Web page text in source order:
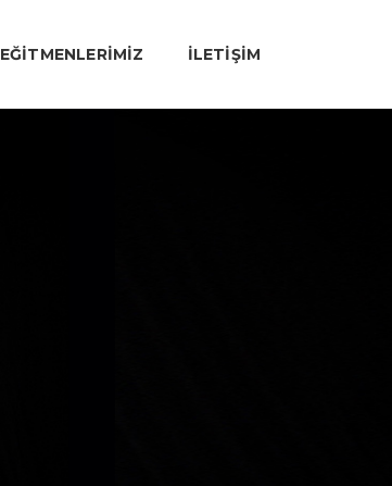
EĞITMENLERIMIZ İLETIŞIM